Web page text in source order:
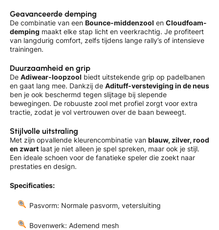
Geavanceerde demping
De combinatie van een Bounce-middenzool en Cloudfoam-
demping maakt elke stap licht en veerkrachtig. Je profiteert
van langdurig comfort, zelfs tijdens lange rally’s of intensieve
trainingen.
Duurzaamheid en grip
De Adiwear-loopzool biedt uitstekende grip op padelbanen
en gaat lang mee. Dankzij de Adituff-versteviging in de neus
ben je ook beschermd tegen slijtage bij slepende
bewegingen. De robuuste zool met profiel zorgt voor extra
tractie, zodat je vol vertrouwen over de baan beweegt.
Stijlvolle uitstraling
Met zijn opvallende kleurencombinatie van blauw, zilver, rood
en zwart laat je niet alleen je spel spreken, maar ook je stijl.
Een ideale schoen voor de fanatieke speler die zoekt naar
prestaties en design.
Specificaties:
Pasvorm: Normale pasvorm, vetersluiting
Bovenwerk: Ademend mesh